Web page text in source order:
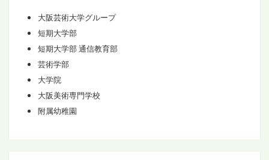
大阪芸術大学グループ
短期大学部
短期大学部 通信教育部
芸術学部
大学院
大阪美術専門学校
附属幼稚園